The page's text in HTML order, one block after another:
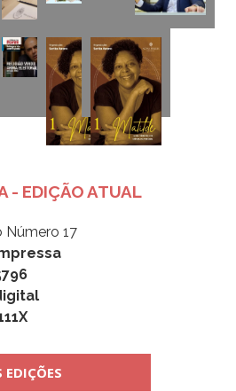
- EDIÇÃO ATUAL
Número 17
EDIÇÕES